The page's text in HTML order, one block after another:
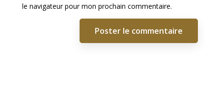
le navigateur pour mon prochain commentaire.